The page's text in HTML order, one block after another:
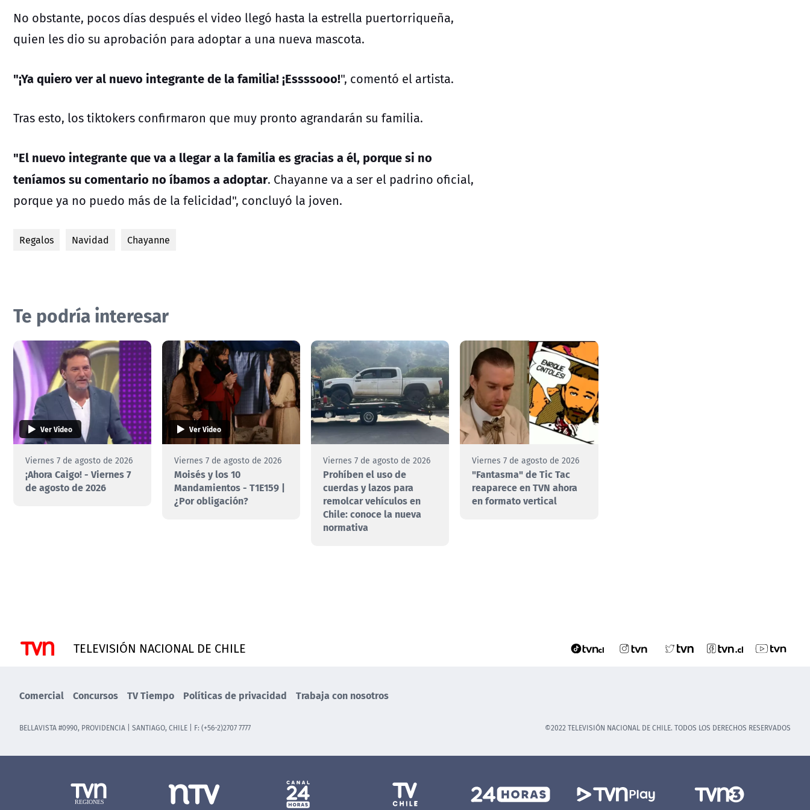
No obstante, pocos días después el video llegó hasta la estrella puertorriqueña,
quien les dio su aprobación para adoptar a una nueva mascota.
"¡Ya quiero ver al nuevo integrante de la familia! ¡Essssooo!", comentó el artista.
Tras esto, los tiktokers confirmaron que muy pronto agrandarán su familia.
"El nuevo integrante que va a llegar a la familia es gracias a él, porque si no
teníamos su comentario no íbamos a adoptar. Chayanne va a ser el padrino oficial,
porque ya no puedo más de la felicidad", concluyó la joven.
Regalos Navidad Chayanne
Te podría interesar
Ver Video
Viernes 7 de agosto de 2026
¡Ahora Caigo! - Viernes 7
de agosto de 2026
Ver Video
Viernes 7 de agosto de 2026
Moisés y los 10
Mandamientos - T1E159 |
¿Por obligación?
Viernes 7 de agosto de 2026
Prohíben el uso de
cuerdas y lazos para
remolcar vehículos en
Chile: conoce la nueva
normativa
Viernes 7 de agosto de 2026
"Fantasma" de Tic Tac
reaparece en TVN ahora
en formato vertical
TELEVISIÓN NACIONAL DE CHILE
Comercial Concursos TV Tiempo Políticas de privacidad Trabaja con nosotros
BELLAVISTA #0990, PROVIDENCIA | SANTIAGO, CHILE | F: (+56-2)2707 7777 ©2022 TELEVISIÓN NACIONAL DE CHILE. TODOS LOS DERECHOS RESERVADOS